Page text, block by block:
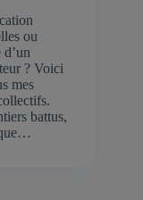
ou
? Voici
mes
battus,